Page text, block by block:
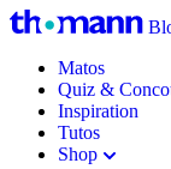
Matos
Quiz &
Inspiration
Tutos
Shop